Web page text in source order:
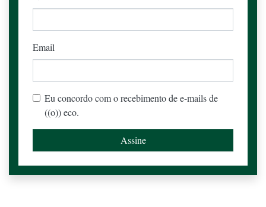
Email
Eu concordo com o recebimento de e-mails de
((o)) eco.